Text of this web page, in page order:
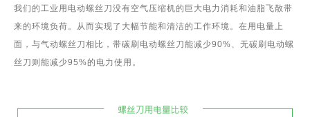
我们的工业用电动螺丝刀没有空气压缩机的巨大电力消耗和油脂飞散带
来的环境负荷。从而实现了大幅节能和清洁的工作环境。在用电量上
面，与气动螺丝刀相比，带碳刷电动螺丝刀能减少90%、无碳刷电动螺
丝刀则能减少95%的电力使用。